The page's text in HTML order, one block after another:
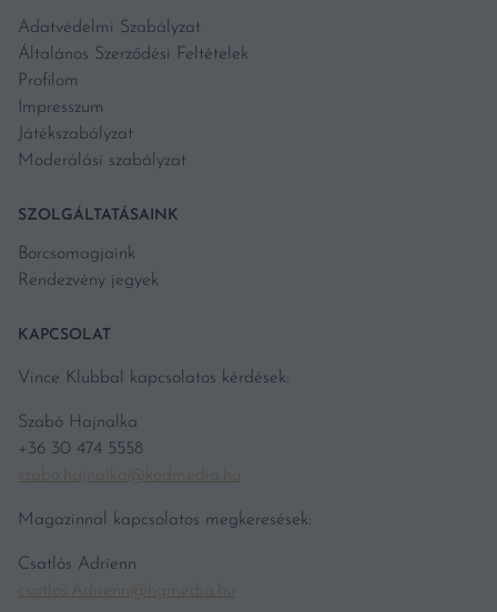
Adatvédelmi Szabályzat
Általános Szerződési Feltételek
Profilom
Impresszum
Játékszabályzat
Moderálási szabályzat
SZOLGÁLTATÁSAINK
Borcsomagjaink
Rendezvény jegyek
KAPCSOLAT
Vince Klubbal kapcsolatos kérdések:
Szabó Hajnalka
+36 30 474 5558
szabo.hajnalka@kodmedia.hu
Magazinnal kapcsolatos megkeresések:
Csatlós Adrienn
csatlos.Adrienn@hgmedia.hu